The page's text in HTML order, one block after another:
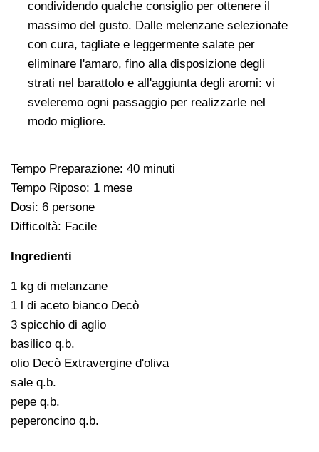
condividendo qualche consiglio per ottenere il
massimo del gusto. Dalle melenzane selezionate
con cura, tagliate e leggermente salate per
eliminare l'amaro, fino alla disposizione degli
strati nel barattolo e all'aggiunta degli aromi: vi
sveleremo ogni passaggio per realizzarle nel
modo migliore.
Tempo Preparazione: 40 minuti
Tempo Riposo: 1 mese
Dosi: 6 persone
Difficoltà: Facile
Ingredienti
1 kg di melanzane
1 l di aceto bianco Decò
3 spicchio di aglio
basilico q.b.
olio Decò Extravergine d'oliva
sale q.b.
pepe q.b.
peperoncino q.b.